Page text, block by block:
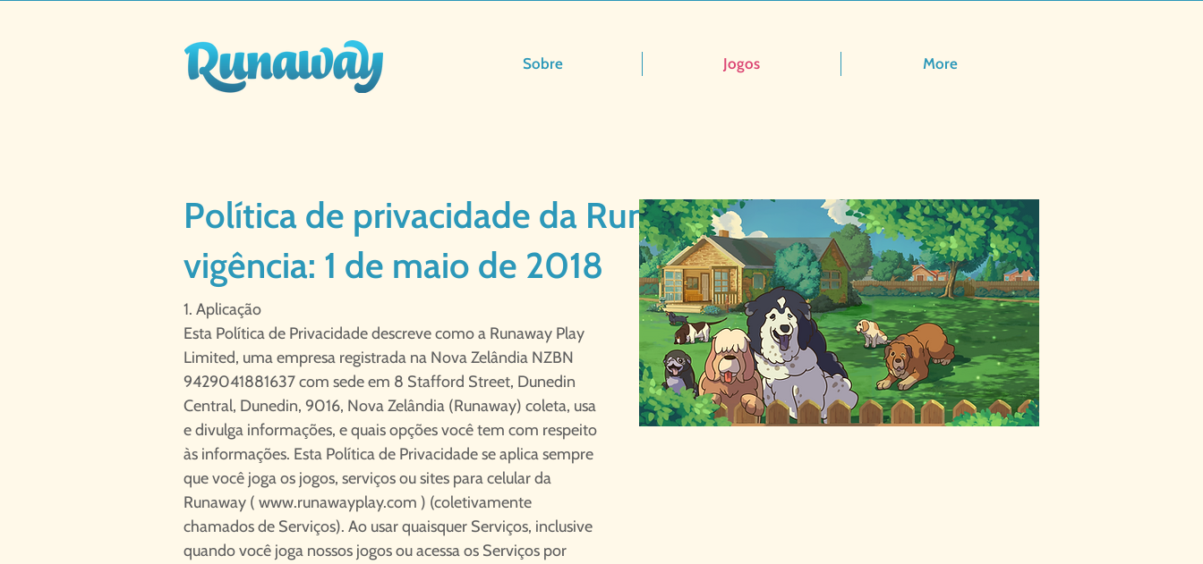
Sobre Jogos More
Política de privacidade da Runaway Data de
vigência: 1 de maio de 2018
1. Aplicação
Esta Política de Privacidade descreve como a Runaway Play
Limited, uma empresa registrada na Nova Zelândia NZBN
9429041881637 com sede em 8 Stafford Street, Dunedin
Central, Dunedin, 9016, Nova Zelândia (Runaway) coleta, usa
e divulga informações, e quais opções você tem com respeito
às informações. Esta Política de Privacidade se aplica sempre
que você joga os jogos, serviços ou sites para celular da
Runaway ( www.runawayplay.com ) (coletivamente
chamados de Serviços). Ao usar quaisquer Serviços, inclusive
quando você joga nossos jogos ou acessa os Serviços por